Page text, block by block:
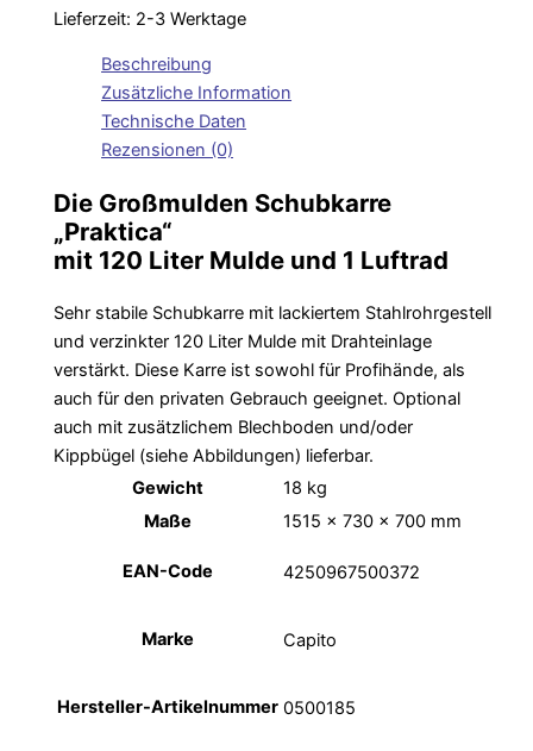
Lieferzeit: 2-3 Werktage
Beschreibung
Zusätzliche Information
Technische Daten
Rezensionen (0)
Die Großmulden Schubkarre
„Praktica“
mit 120 Liter Mulde und 1 Luftrad
Sehr stabile Schubkarre mit lackiertem Stahlrohrgestell
und verzinkter 120 Liter Mulde mit Drahteinlage
verstärkt. Diese Karre ist sowohl für Profihände, als
auch für den privaten Gebrauch geeignet. Optional
auch mit zusätzlichem Blechboden und/oder
Kippbügel (siehe Abbildungen) lieferbar.
Gewicht
18 kg
Maße
1515 × 730 × 700 mm
EAN-Code 4250967500372
Marke Capito
Hersteller-Artikelnummer 0500185